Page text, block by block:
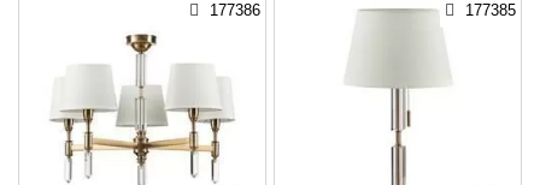
177386 177385